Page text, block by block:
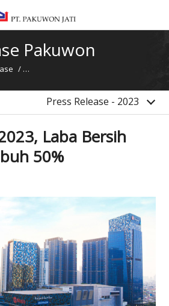
Pakuwon
/ Semester 1 2023, Laba Bersih PWON
Press Release - 2023
Laba Bersih
50%